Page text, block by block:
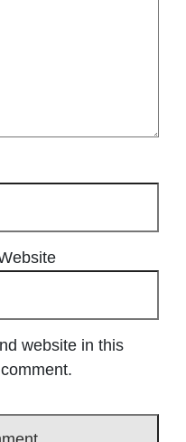
website in this